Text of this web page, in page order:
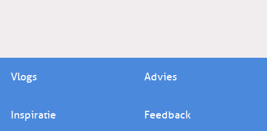
Vlogs Advies
Inspiratie Feedback